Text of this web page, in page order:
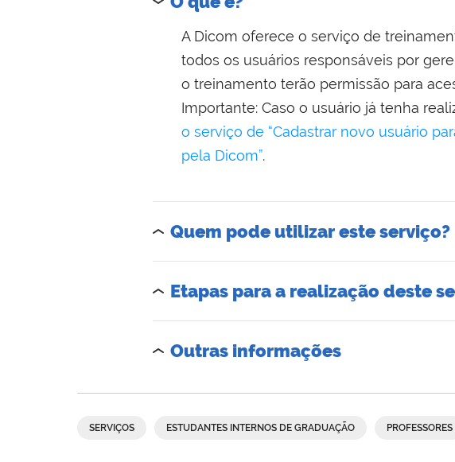
A Dicom oferece o serviço de
todos os usuários responsáveis por
o treinamento terão permissão para
Importante: Caso o usuário já tenha
o serviço de “Cadastrar novo usuário
pela Dicom”.
Quem pode utilizar este serviço?
Etapas para a realização deste
Outras informações
SERVIÇOS ESTUDANTES INTERNOS DE GRADUAÇÃO PROFESSORES